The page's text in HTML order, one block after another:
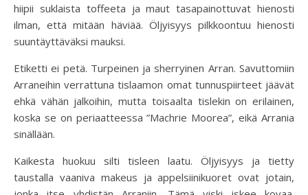
hiipii suklaista toffeeta ja maut tasapainottuvat hienosti
ilman, että mitään häviää. Öljyisyys pilkkoontuu hienosti
suuntäyttäväksi mauksi.
Etiketti ei petä. Turpeinen ja sherryinen Arran. Savuttomiin
Arraneihin verrattuna tislaamon omat tunnuspiirteet jäävät
ehkä vähän jalkoihin, mutta toisaalta tislekin on erilainen,
koska se on periaatteessa ”Machrie Moorea”, eikä Arrania
sinällään.
Kaikesta huokuu silti tisleen laatu. Öljyisyys ja tietty
taustalla vaaniva makeus ja appelsiinikuoret ovat jotain,